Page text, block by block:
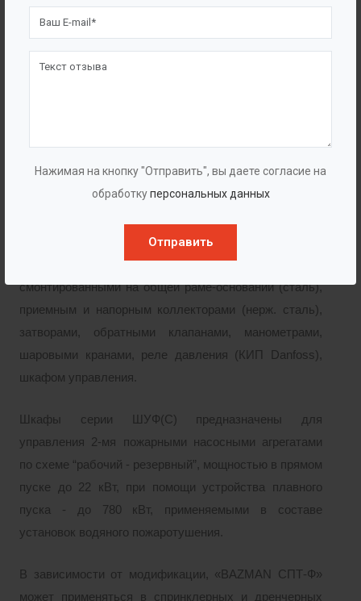
Нажимая на кнопку "Отправить", вы даете согласие на
обработкуперсональных данных
Отправить
благодаря изменению производительности насосных
осуществляется следующим образом: один
Станции пожаротушения (СПТ)
пожаротушения «BAZMAN СПТ-Ф» укомплектована
насосными агрегатамиCNP, или ГУДДИ,
смонтированными на общей раме-основании (сталь),
приемным и напорным коллекторами (нерж. сталь),
затворами, обратными клапанами, манометрами,
шаровыми кранами, реле давления (КИП Danfoss),
шкафом управления.
Шкафы серии ШУФ(С) предназначены для
управления 2-мя пожарными насосными агрегатами
по схеме “рабочий - резервный”, мощностью в прямом
пуске до 22 кВт, при помощи устройства плавного
пуска - до 780 кВт, применяемыми в составе
установок водяного пожаротушения.
В зависимости от модификации, «BAZMAN СПТ-Ф»
может применяться в спринклерных и дренчерных